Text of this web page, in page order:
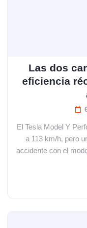
Las dos
eficiencia
El Tesla Model Y
a 113 km/h, pero
accidente con el